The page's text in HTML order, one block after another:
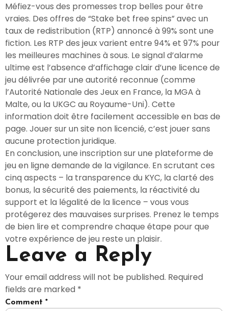
Méfiez-vous des promesses trop belles pour être
vraies. Des offres de “Stake bet free spins” avec un
taux de redistribution (RTP) annoncé à 99% sont une
fiction. Les RTP des jeux varient entre 94% et 97% pour
les meilleures machines à sous. Le signal d’alarme
ultime est l’absence d’affichage clair d’une licence de
jeu délivrée par une autorité reconnue (comme
l’Autorité Nationale des Jeux en France, la MGA à
Malte, ou la UKGC au Royaume-Uni). Cette
information doit être facilement accessible en bas de
page. Jouer sur un site non licencié, c’est jouer sans
aucune protection juridique.
En conclusion, une inscription sur une plateforme de
jeu en ligne demande de la vigilance. En scrutant ces
cinq aspects – la transparence du KYC, la clarté des
bonus, la sécurité des paiements, la réactivité du
support et la légalité de la licence – vous vous
protégerez des mauvaises surprises. Prenez le temps
de bien lire et comprendre chaque étape pour que
votre expérience de jeu reste un plaisir.
Leave a Reply
Your email address will not be published. Required
fields are marked *
Comment *